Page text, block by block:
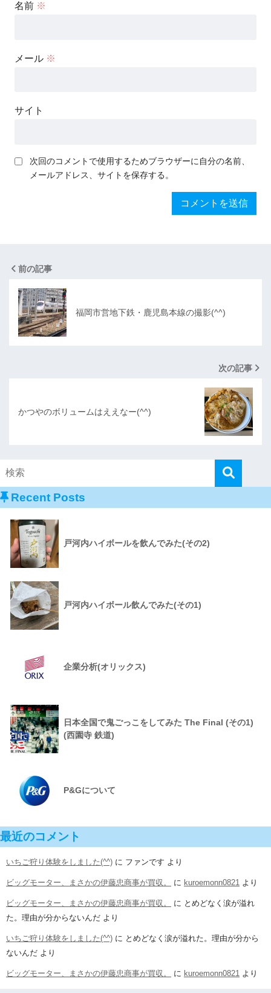
名前 ※
メール ※
サイト
次回のコメントで使用するためブラウザーに自分の名前、
メールアドレス、サイトを保存する。
前の記事
福岡市営地下鉄・鹿児島本線の撮影(^^)
次の記事
かつやのボリュームはええなー(^^)
Recent Posts
戸河内ハイボールを飲んでみた(その2)
戸河内ハイボール飲んでみた(その1)
企業分析(オリックス)
日本全国で鬼ごっこをしてみた The Final (その1)
(西園寺 鉄道)
P&Gについて
最近のコメント
いちご狩り体験をしました(^^) に ファンです より
ビッグモーター、まさかの伊藤忠商事が買収。 に kuroemonn0821 より
ビッグモーター、まさかの伊藤忠商事が買収。 に とめどなく涙が溢れ
た。理由が分からないんだ より
いちご狩り体験をしました(^^) に とめどなく涙が溢れた。理由が分から
ないんだ より
ビッグモーター、まさかの伊藤忠商事が買収。 に kuroemonn0821 より